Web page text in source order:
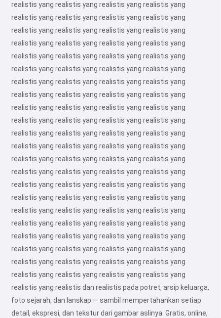
realistis yang realistis yang realistis yang realistis yang
realistis yang realistis yang realistis yang realistis yang
realistis yang realistis yang realistis yang realistis yang
realistis yang realistis yang realistis yang realistis yang
realistis yang realistis yang realistis yang realistis yang
realistis yang realistis yang realistis yang realistis yang
realistis yang realistis yang realistis yang realistis yang
realistis yang realistis yang realistis yang realistis yang
realistis yang realistis yang realistis yang realistis yang
realistis yang realistis yang realistis yang realistis yang
realistis yang realistis yang realistis yang realistis yang
realistis yang realistis yang realistis yang realistis yang
realistis yang realistis yang realistis yang realistis yang
realistis yang realistis yang realistis yang realistis yang
realistis yang realistis yang realistis yang realistis yang
realistis yang realistis yang realistis yang realistis yang
realistis yang realistis yang realistis yang realistis yang
realistis yang realistis yang realistis yang realistis yang
realistis yang realistis yang realistis yang realistis yang
realistis yang realistis yang realistis yang realistis yang
realistis yang realistis yang realistis yang realistis yang
realistis yang realistis yang realistis yang realistis yang
realistis yang realistis dan realistis pada potret, arsip keluarga,
foto sejarah, dan lanskap — sambil mempertahankan setiap
detail, ekspresi, dan tekstur dari gambar aslinya. Gratis, online,